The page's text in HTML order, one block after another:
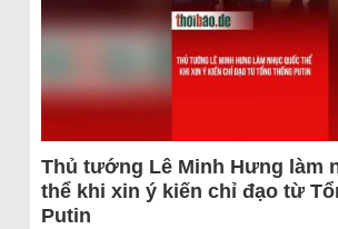
Thủ tướng Lê Minh Hưng làm
thể khi xin ý kiến chỉ đạo từ
Putin